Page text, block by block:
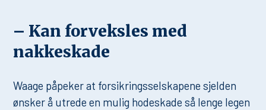
– Kan forveksles med
nakkeskade
Waage påpeker at forsikringsselskapene sjelden
ønsker å utrede en mulig hodeskade så lenge legen